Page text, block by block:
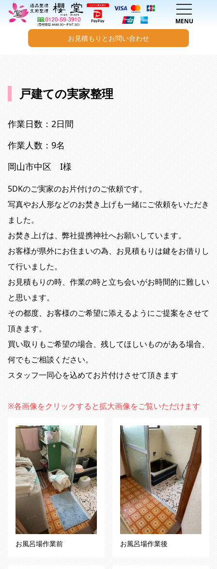
toggle
MENU
お見積もりとお問い合わせ
戸建ての実家整理
作業日数：2日間
作業人数：9名
岡山市中区 I様
5DKのご実家のお片付けのご依頼です。
写真やお人形などのお焚き上げも一緒にご依頼をいただき
ました。
お焚き上げは、弊社提携神社へお願いしています。
お客様が県外にお住まいの為、お見積もりは鍵をお借りし
て行いました。
お見積もりの時、作業の時と立ち会いがお時間的に難しい
と思います。
その都度、お客様のご希望に添えるようにご提案をさせて
頂きます。
買い取りもご希望の場合、残してほしいものがある場合、
何でもご相談ください。
スタッフ一同心を込めてお片付けさせて頂きます
※各画像をクリックすると拡大画像をご覧いただけます
お風呂場作業前 お風呂場作業後